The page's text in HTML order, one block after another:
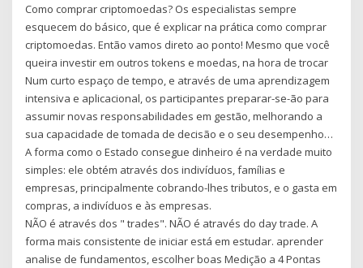
Como comprar criptomoedas? Os especialistas sempre
esquecem do básico, que é explicar na prática como comprar
criptomoedas. Então vamos direto ao ponto! Mesmo que você
queira investir em outros tokens e moedas, na hora de trocar
Num curto espaço de tempo, e através de uma aprendizagem
intensiva e aplicacional, os participantes preparar-se-ão para
assumir novas responsabilidades em gestão, melhorando a
sua capacidade de tomada de decisão e o seu desempenho…
A forma como o Estado consegue dinheiro é na verdade muito
simples: ele obtém através dos indivíduos, famílias e
empresas, principalmente cobrando-lhes tributos, e o gasta em
compras, a indivíduos e às empresas.
NÃO é através dos " trades". NÃO é através do day trade. A
forma mais consistente de iniciar está em estudar. aprender
analise de fundamentos, escolher boas Medição a 4 Pontas